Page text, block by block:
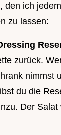
den ich
zu lassen:
zurück.
nimmst
du die
Der Salat